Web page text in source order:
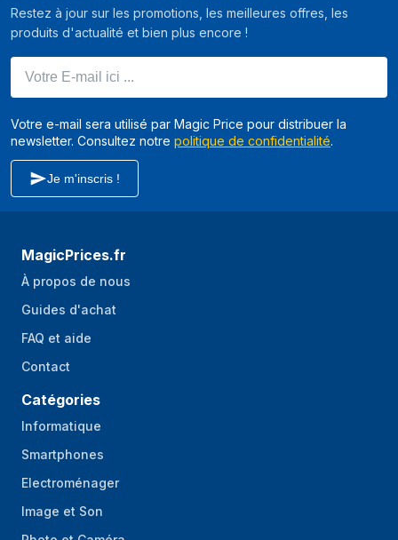
chaud
Durée de la
fonction maintien au
chaud
20 min
Filtre démontable Oui
Matériaux du filtre
Élément de chauffe
Oui
Températures
préprogrammées
Pays d'origine
Signal auditif "Prêt"
Coupure
automatique de
l'alimentation
Sans fil
Longueur du câble
Restez à jour sur les promotions, les meilleures offres, les
produits d'actualité et bien plus encore !
Votre e-mail sera utilisé par Magic Price pour distribuer la
newsletter. Consultez notre politique de confidentialité.
Je m'inscris !
MagicPrices.fr
À propos de nous
Guides d'achat
FAQ et aide
Contact
Catégories
Informatique
Smartphones
Electroménager
Image et Son